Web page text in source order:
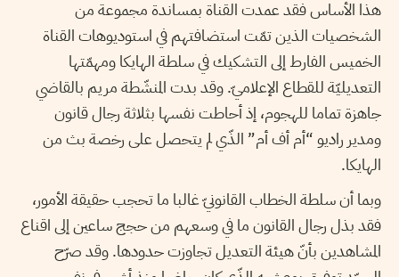
هذا الأساس فقد عمدت القناة بمساندة مجموعة من
الشخصيات الذين تمّت استضافتهم في استوديوهات القناة
الخميس الفارط إلى التشكيك في سلطة الهايكا ومهمّتها
التعديليّة للقطاع الإعلاميّ. وقد بدت المنشّطة مريم بالقاضي
جاهزة تماما للهجوم، إذ أحاطت نفسها بثلاثة رجال قانون
ومدير راديو “أم أف أم” الذّي لم يتحصل على رخصة بث من
الهايكا.
وبما أن سلطة الخطاب القانونيّ غالبا ما تحجب حقيقة الأمور،
فقد بذل رجال القانون ما في وسعهم من حجج ساعين إلى اقناع
المشاهدين بأنّ هيئة التعديل تجاوزت حدودها. وقد صرّح